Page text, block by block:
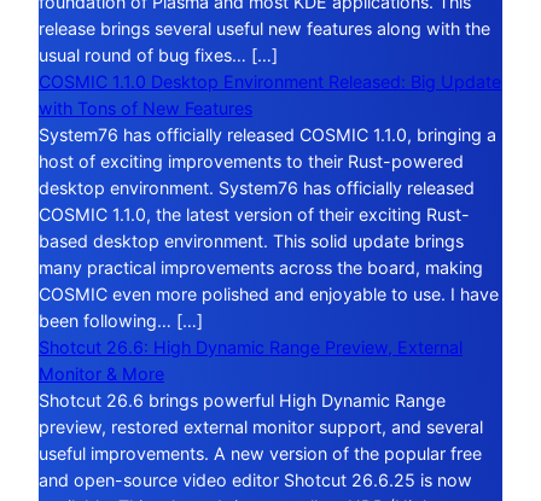
release brings several useful new features along with the
usual round of bug fixes… […]
COSMIC 1.1.0 Desktop Environment Released: Big Update
with Tons of New Features
System76 has officially released COSMIC 1.1.0, bringing a
host of exciting improvements to their Rust-powered
desktop environment. System76 has officially released
COSMIC 1.1.0, the latest version of their exciting Rust-
based desktop environment. This solid update brings
many practical improvements across the board, making
COSMIC even more polished and enjoyable to use. I have
been following… […]
Shotcut 26.6: High Dynamic Range Preview, External
Monitor & More
Shotcut 26.6 brings powerful High Dynamic Range
preview, restored external monitor support, and several
useful improvements. A new version of the popular free
and open-source video editor Shotcut 26.6.25 is now